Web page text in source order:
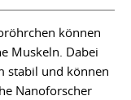
können
Muskeln. Dabei
stabil und können
Nanoforscher